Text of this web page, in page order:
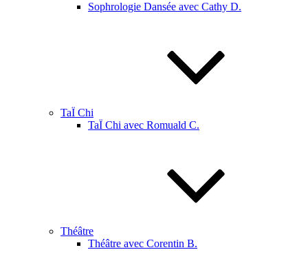
Sophrologie Dansée avec Cathy D.
TaÏ Chi
TaÏ Chi avec Romuald C.
Théâtre
Théâtre avec Corentin B.